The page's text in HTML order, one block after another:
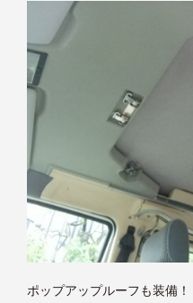
ポップアップルーフも装備！